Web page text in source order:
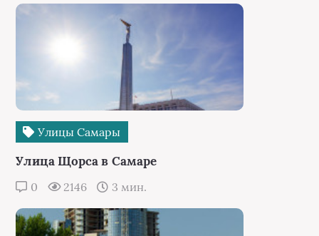
Улицы Самары
Улица Щорса в Самаре
0 2146 3 мин.